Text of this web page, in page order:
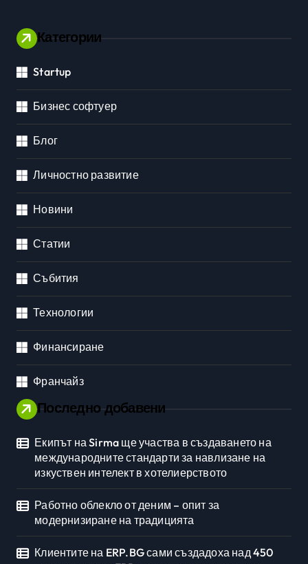
Категории
Startup
Бизнес софтуер
Блог
Личностно развитие
Новини
Статии
Събития
Технологии
Финансиране
Франчайз
Последно добавени
Екипът на Sirma ще участва в създаването на
международните стандарти за навлизане на
изкуствен интелект в хотелиерството
Работно облекло от деним – опит за
модернизиране на традицията
Клиентите на ERP.BG сами създадоха над 450